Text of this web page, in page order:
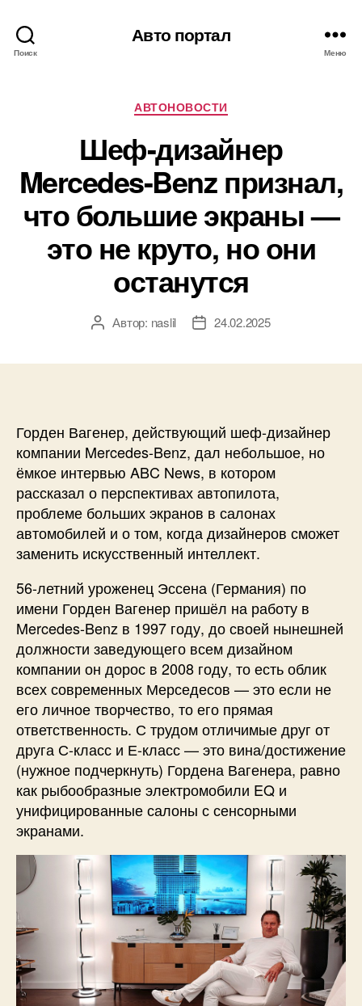
Поиск
Авто портал
Меню
Рубрики
АВТОНОВОСТИ
Шеф-дизайнер
Mercedes-Benz признал,
что большие экраны —
это не круто, но они
останутся
АвторАвтор: naslil
Дата24.02.2025
Горден Вагенер, действующий шеф-дизайнер
компании Mercedes-Benz, дал небольшое, но
ёмкое интервью ABC News, в котором
рассказал о перспективах автопилота,
проблеме больших экранов в салонах
автомобилей и о том, когда дизайнеров сможет
заменить искусственный интеллект.
56-летний уроженец Эссена (Германия) по
имени Горден Вагенер пришёл на работу в
Mercedes-Benz в 1997 году, до своей нынешней
должности заведующего всем дизайном
компании он дорос в 2008 году, то есть облик
всех современных Мерседесов — это если не
его личное творчество, то его прямая
ответственность. С трудом отличимые друг от
друга С-класс и Е-класс — это вина/достижение
(нужное подчеркнуть) Гордена Вагенера, равно
как рыбообразные электромобили EQ и
унифицированные салоны с сенсорными
экранами.